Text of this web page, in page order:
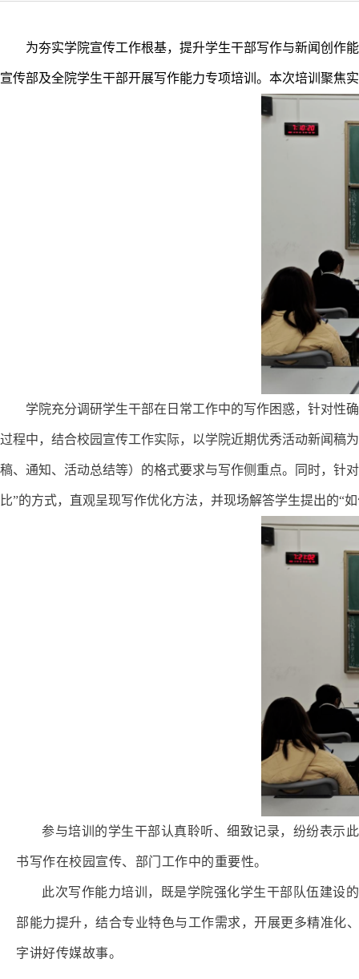
为夯实学院宣传工作根基，提升学生干部写作与新闻创作
宣传部及全院学生干部开展写作能力专项培训。本次培训聚焦
学院充分调研学生干部在日常工作中的写作困惑，针对性
过程中，结合校园宣传工作实际，以学院近期优秀活动新闻稿
稿、通知、活动总结等）的格式要求与写作侧重点。同时，针
比”的方式，直观呈现写作优化方法，并现场解答学生提出的“
参与培训的学生干部认真聆听、细致记录，纷纷表示
书写作在校园宣传、部门工作中的重要性。
此次写作能力培训，既是学院强化学生干部队伍建设
部能力提升，结合专业特色与工作需求，开展更多精准化
字讲好传媒故事。